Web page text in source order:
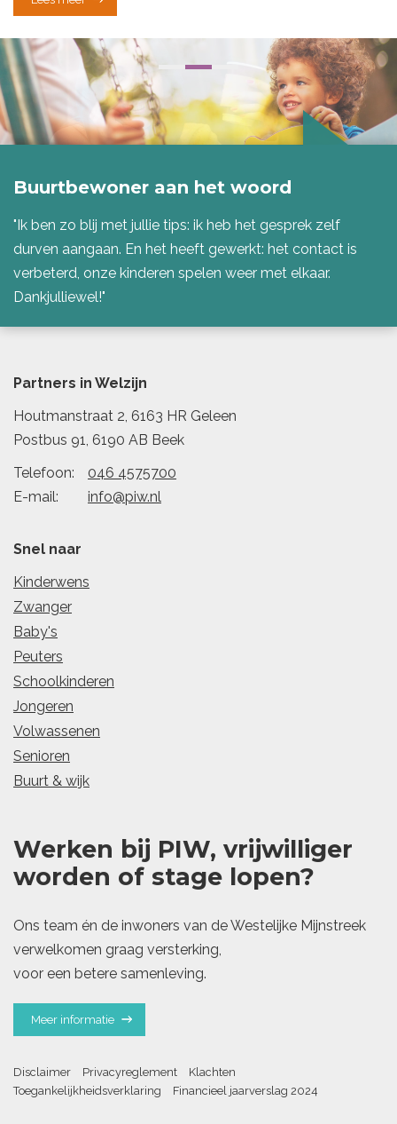
Buurtbewoner aan het woord
"Ik ben zo blij met jullie tips: ik heb het gesprek zelf
durven aangaan. En het heeft gewerkt: het contact is
verbeterd, onze kinderen spelen weer met elkaar.
Dankjulliewel!"
Partners in Welzijn
Houtmanstraat 2, 6163 HR Geleen
Postbus 91, 6190 AB Beek
Telefoon:
046 4575700
E-mail:
info@piw.nl
Snel naar
Kinderwens
Zwanger
Baby's
Peuters
Schoolkinderen
Jongeren
Volwassenen
Senioren
Buurt & wijk
Werken bij PIW, vrijwilliger
worden of stage lopen?
Ons team én de inwoners van de Westelijke Mijnstreek
verwelkomen graag versterking,
voor een betere samenleving.
Meer informatie
Disclaimer Privacyreglement
Klachten
Toegankelijkheidsverklaring
Financieel jaarverslag 2024